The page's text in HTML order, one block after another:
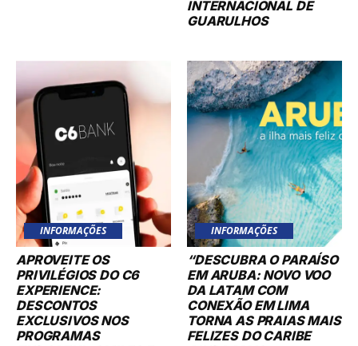
INFORMAÇÕES
APROVEITE OS
PRIVILÉGIOS DO C6
EXPERIENCE:
DESCONTOS
EXCLUSIVOS NOS
PROGRAMAS
TUDOAZUL, SMILES E
LIVELO!
INFORMAÇÕES
“DESCUBRA O PARAÍSO
EM ARUBA: NOVO VOO
DA LATAM COM
CONEXÃO EM LIMA
TORNA AS PRAIAS MAIS
FELIZES DO CARIBE
AINDA MAIS
ACESSÍVEIS!”